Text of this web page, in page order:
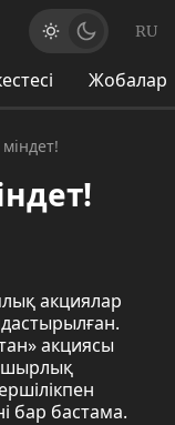
RU
Жобалар
акциялар
акциясы
бар бастама.